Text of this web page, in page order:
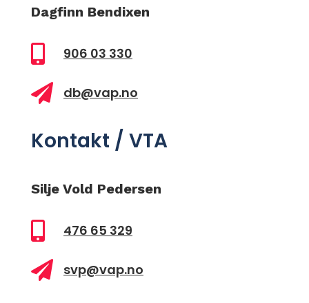
Dagfinn Bendixen
 906 03 330
 db@vap.no
Kontakt / VTA
Silje Vold Pedersen
 476 65 329
 svp@vap.no